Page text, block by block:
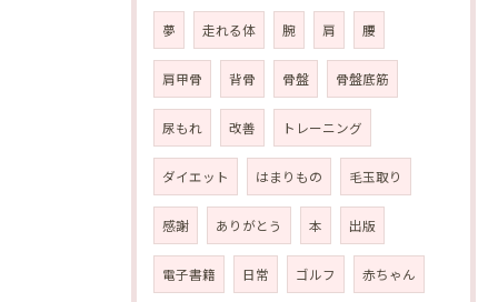
夢 走れる体 腕 肩 腰
肩甲骨 背骨 骨盤 骨盤底筋
尿もれ 改善 トレーニング
ダイエット はまりもの 毛玉取り
感謝 ありがとう 本 出版
電子書籍 日常 ゴルフ 赤ちゃん